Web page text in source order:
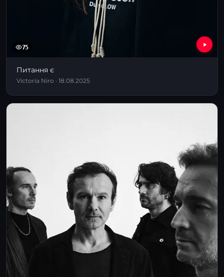
75
Питання є
Victoria Niro · 18.08.2025